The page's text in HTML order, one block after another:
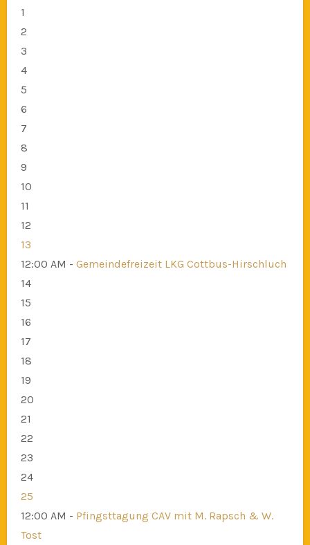
1
2
3
4
5
6
7
8
9
10
11
12
13
12:00 AM - Gemeindefreizeit LKG Cottbus-Hirschluch
14
15
16
17
18
19
20
21
22
23
24
25
12:00 AM - Pfingsttagung CAV mit M. Rapsch & W.
Tost